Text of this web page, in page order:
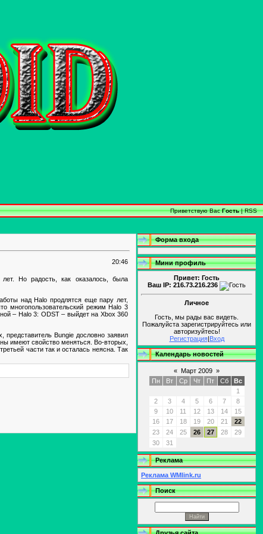
Приветствую ВасГость|RSS
20:46
Но радость, как оказалось, была
над Halo продлятся еще пару лет,
многопользовательский режим Halo 3
– Halo 3: ODST – выйдет на Xbox 360
Bungie дословно заявил
имеют свойство меняться. Во-вторых,
части так и осталась неясна. Так
Форма входа
Мини профиль
Привет: Гость
Ваш IP: 216.73.216.236
Личное
Гость, мы рады вас видеть.
Пожалуйста зарегистрируйтесь или
авторизуйтесь!
Регистрация|Вход
Календарь новостей
« Март 2009 »
Пн
Вт Ср Чт Пт Сб
Вс
1
2
3 4 5 6 7
8
9
10 11 12 13 14
15
16
17 18 19 20 21
22
23
24 25 26 27 28
29
30
31
Реклама
Реклама WMlink.ru
Поиск